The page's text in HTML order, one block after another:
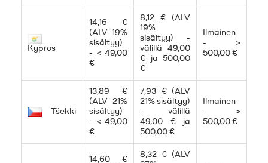
Kypros
14,16 €
(ALV 19%
sisältyy)
- < 49,00
€
8,12 € (ALV
19%
sisältyy) -
välillä 49,00
€ ja 500,00
€
Ilmainen
- >
500,00 €
Tšekki
13,89 €
(ALV 21%
sisältyy)
- < 49,00
€
7,93 € (ALV
21% sisältyy)
- välillä
49,00 € ja
500,00 €
Ilmainen
- >
500,00 €
14,60 €
8,32 € (ALV